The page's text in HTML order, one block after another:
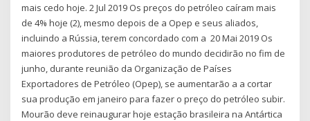
mais cedo hoje. 2 Jul 2019 Os preços do petróleo caíram mais
de 4% hoje (2), mesmo depois de a Opep e seus aliados,
incluindo a Rússia, terem concordado com a 20 Mai 2019 Os
maiores produtores de petróleo do mundo decidirão no fim de
junho, durante reunião da Organização de Países
Exportadores de Petróleo (Opep), se aumentarão a a cortar
sua produção em janeiro para fazer o preço do petróleo subir.
Mourão deve reinaugurar hoje estação brasileira na Antártica